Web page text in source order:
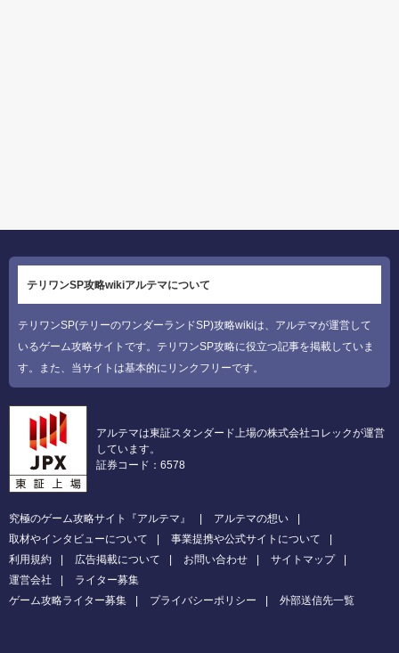
テリワンSP攻略wikiアルテマについて
テリワンSP(テリーのワンダーランドSP)攻略wikiは、アルテマが運営して
いるゲーム攻略サイトです。テリワンSP攻略に役立つ記事を掲載していま
す。また、当サイトは基本的にリンクフリーです。
アルテマは東証スタンダード上場の株式会社コレックが運営
しています。
証券コード：6578
究極のゲーム攻略サイト『アルテマ』
アルテマの想い
取材やインタビューについて
事業提携や公式サイトについて
利用規約
広告掲載について お問い合わせ
サイトマップ
運営会社
ライター募集
ゲーム攻略ライター募集
プライバシーポリシー 外部送信先一覧